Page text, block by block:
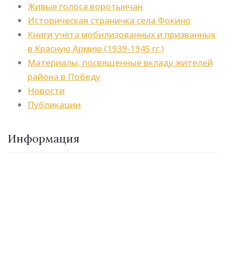
Живые голоса воротынчан
Историческая страничка села Фокино
Книги учёта мобилизованных и призванных
в Красную Армию (1939-1945 гг.)
Материалы, посвященные вкладу жителей
района в Победу
Новости
Публикации
Информация